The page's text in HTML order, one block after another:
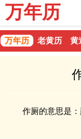
万年历
万年历 老黄历 黄
作厕的意思是：